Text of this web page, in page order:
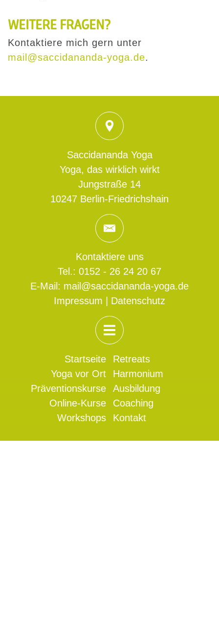
WEITERE FRAGEN?
Kontaktiere mich gern unter
mail@saccidananda-yoga.de.
Saccidananda Yoga
Yoga, das wirklich wirkt
Jungstraße 14
10247 Berlin-Friedrichshain
Kontaktiere uns
Tel.: 0152 - 26 24 20 67
E-Mail: mail@saccidananda-yoga.de
Impressum
Datenschutz
Startseite
Retreats
Yoga vor Ort
Harmonium
Präventionskurse
Ausbildung
Online-Kurse
Coaching
Workshops
Kontakt